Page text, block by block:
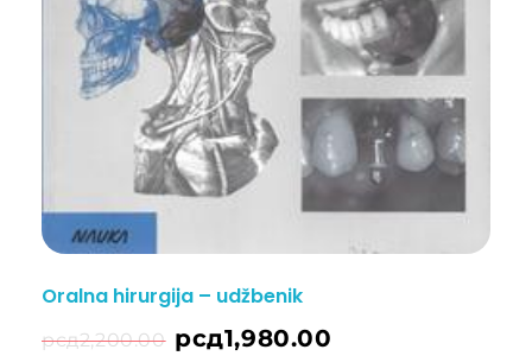
Oralna hirurgija – udžbenik
рсд2,200.00 рсд1,980.00